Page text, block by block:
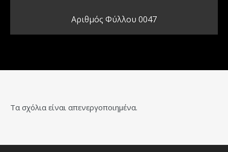
Αριθμός Φύλλου 0047
Τα σχόλια είναι απενεργοποιημένα.